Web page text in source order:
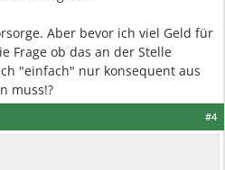
Aber bevor ich viel Geld für
Frage ob das an der Stelle
"einfach" nur konsequent aus
muss!?
#4